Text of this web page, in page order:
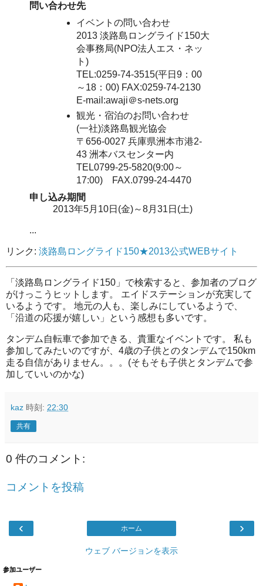
問い合わせ先
イベントの問い合わせ
2013 淡路島ロングライド150大
会事務局(NPO法人エス・ネッ
ト)
TEL:0259-74-3515(平日9：00
～18：00) FAX:0259-74-2130
E-mail:awaji＠s-nets.org
観光・宿泊のお問い合わせ
(一社)淡路島観光協会
〒656-0027 兵庫県洲本市港2-
43 洲本バスセンター内
TEL0799-25-5820(9:00～
17:00) FAX.0799-24-4470
申し込み期間
2013年5月10日(金)～8月31日(土)
...
リンク: 淡路島ロングライド150★2013公式WEBサイト
「淡路島ロングライド150」で検索すると、参加者のブログ
がけっこうヒットします。 エイドステーションが充実して
いるようです。 地元の人も、楽しみにしているようで、
「沿道の応援が嬉しい」という感想も多いです。
タンデム自転車で参加できる、貴重なイベントです。 私も
参加してみたいのですが、4歳の子供とのタンデムで150km
走る自信がありません。。。(そもそも子供とタンデムで参
加していいのかな)
kaz 時刻: 22:30
共有
0 件のコメント:
コメントを投稿
‹ ›
ホーム
ウェブ バージョンを表示
参加ユーザー